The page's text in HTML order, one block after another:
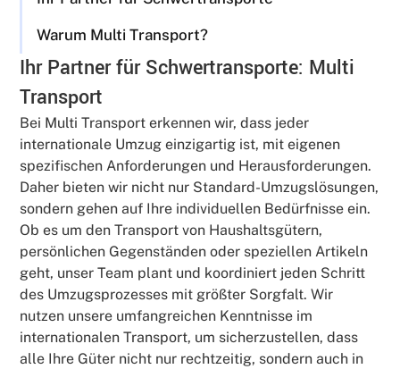
Warum Multi Transport?
Ihr Partner für Schwertransporte: Multi
Transport
Bei Multi Transport erkennen wir, dass jeder
internationale Umzug einzigartig ist, mit eigenen
spezifischen Anforderungen und Herausforderungen.
Daher bieten wir nicht nur Standard-Umzugslösungen,
sondern gehen auf Ihre individuellen Bedürfnisse ein.
Ob es um den Transport von Haushaltsgütern,
persönlichen Gegenständen oder speziellen Artikeln
geht, unser Team plant und koordiniert jeden Schritt
des Umzugsprozesses mit größter Sorgfalt. Wir
nutzen unsere umfangreichen Kenntnisse im
internationalen Transport, um sicherzustellen, dass
alle Ihre Güter nicht nur rechtzeitig, sondern auch in